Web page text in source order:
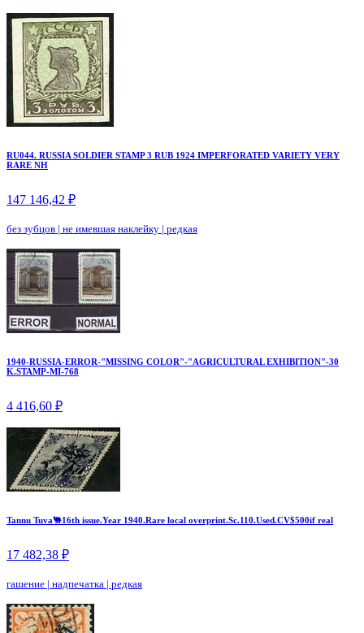
RU044. RUSSIA SOLDIER STAMP 3 RUB 1924 IMPERFORATED VARIETY VERY
RARE NH
147 146,42 ₽
без зубцов | не имевшая наклейку | редкая
1940-RUSSIA-ERROR-"MISSING COLOR"-"AGRICULTURAL EXHIBITION"-30
K.STAMP-MI-768
4 416,60 ₽
Tannu Tuva🐫16th issue.Year 1940.Rare local overprint.Sc.110.Used.CV$500if real
17 482,38 ₽
гашение | надпечатка | редкая